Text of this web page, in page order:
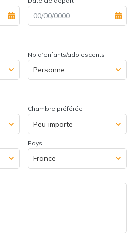
Nb d’enfants/adolescents
Chambre préférée
Pays